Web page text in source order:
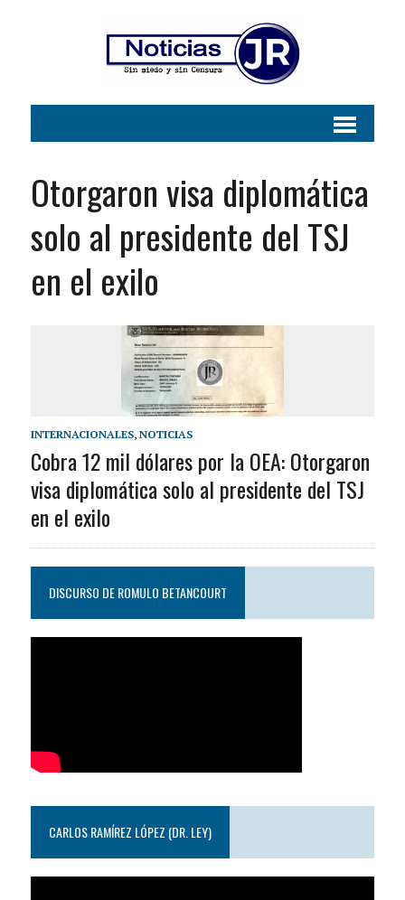
Otorgaron visa diplomática
solo al presidente del TSJ
en el exilo
INTERNACIONALES, NOTICIAS
Cobra 12 mil dólares por la OEA: Otorgaron
visa diplomática solo al presidente del TSJ
en el exilo
DISCURSO DE ROMULO BETANCOURT
CARLOS RAMÍREZ LÓPEZ (DR. LEY)